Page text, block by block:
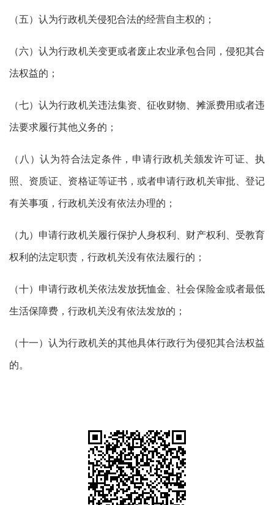
（五）认为行政机关侵犯合法的经营自主权的；
（六）认为行政机关变更或者废止农业承包合同，侵犯其合
法权益的；
（七）认为行政机关违法集资、征收财物、摊派费用或者违
法要求履行其他义务的；
（八）认为符合法定条件，申请行政机关颁发许可证、执
照、资质证、资格证等证书，或者申请行政机关审批、登记
有关事项，行政机关没有依法办理的；
（九）申请行政机关履行保护人身权利、财产权利、受教育
权利的法定职责，行政机关没有依法履行的；
（十）申请行政机关依法发放抚恤金、社会保险金或者最低
生活保障费，行政机关没有依法发放的；
（十一）认为行政机关的其他具体行政行为侵犯其合法权益
的。